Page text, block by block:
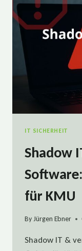
IT SICHERHEIT
Shadow
für KMU
ByJürgen Ebner
Shadow IT &